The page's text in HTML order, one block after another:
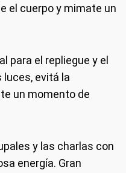
el cuerpo y mimate un
para el repliegue y el
luces, evitá la
un momento de
y las charlas con
energía. Gran